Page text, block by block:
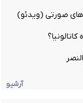
صورتی (ویدئو)
آرشیو